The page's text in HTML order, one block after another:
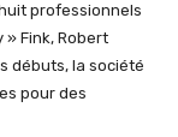
professionnels
» Fink, Robert
débuts, la société
pour des